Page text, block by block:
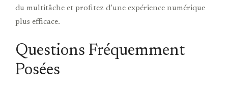
du multitâche et profitez d’une expérience numérique
plus efficace.
Questions Fréquemment
Posées